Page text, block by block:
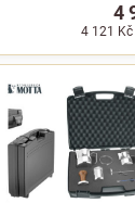
4
4 121 Kč